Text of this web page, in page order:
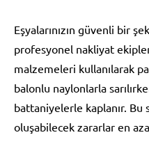
Eşyalarınızın güvenli bir
profesyonel nakliyat
malzemeleri kullanılarak
balonlu naylonlarla
battaniyelerle kaplanır. Bu
oluşabilecek zararlar en